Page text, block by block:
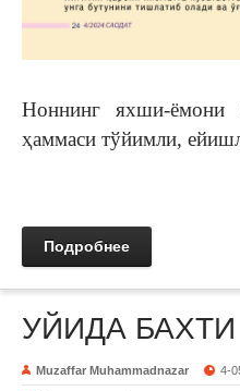
Ноннинг яхши-ёмони
ҳаммаси тўйимли,
Подробнее
УЙИДА БАХТИ
Muzaffar Muhammadnazar 4-